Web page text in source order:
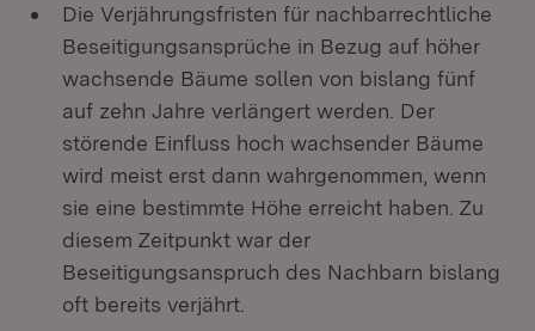
Die Verjährungsfristen für nachbarrechtliche
Beseitigungsansprüche in Bezug auf höher
wachsende Bäume sollen von bislang fünf
auf zehn Jahre verlängert werden. Der
störende Einfluss hoch wachsender Bäume
wird meist erst dann wahrgenommen, wenn
sie eine bestimmte Höhe erreicht haben. Zu
diesem Zeitpunkt war der
Beseitigungsanspruch des Nachbarn bislang
oft bereits verjährt.